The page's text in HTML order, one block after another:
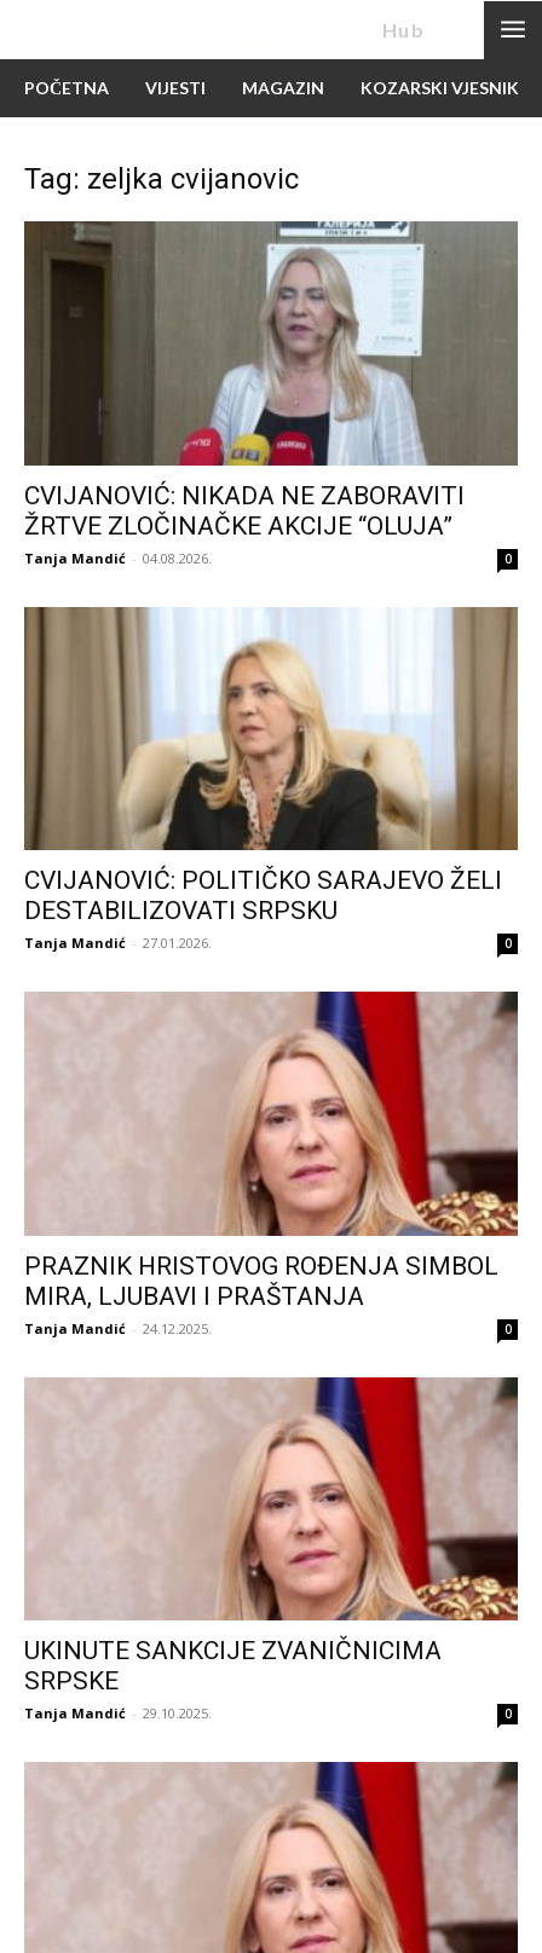
Hub
POČETNA VIJESTI MAGAZIN KOZARSKI VJESNIK
Tag: zeljka cvijanovic
CVIJANOVIĆ: NIKADA NE ZABORAVITI
ŽRTVE ZLOČINAČKE AKCIJE “OLUJA”
Tanja Mandić - 04.08.2026. 0
CVIJANOVIĆ: POLITIČKO SARAJEVO ŽELI
DESTABILIZOVATI SRPSKU
Tanja Mandić - 27.01.2026. 0
PRAZNIK HRISTOVOG ROĐENJA SIMBOL
MIRA, LJUBAVI I PRAŠTANJA
Tanja Mandić - 24.12.2025. 0
UKINUTE SANKCIJE ZVANIČNICIMA
SRPSKE
Tanja Mandić - 29.10.2025. 0